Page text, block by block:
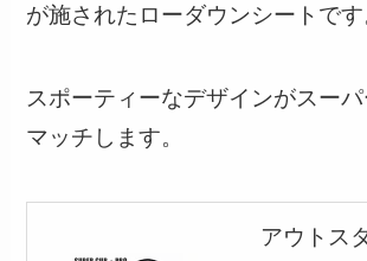
が施されたローダウンシートです
スポーティーなデザインがスーパ
マッチします。
アウトス